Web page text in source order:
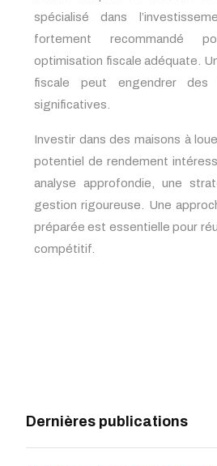
spécialisé dans
fortement recommandé
optimisation fiscale adéquate.
fiscale peut engendrer des
significatives.
Investir dans des maisons à
potentiel de rendement
analyse approfondie, une
gestion rigoureuse. Une
préparée est essentielle pour
compétitif.
Dernières publications